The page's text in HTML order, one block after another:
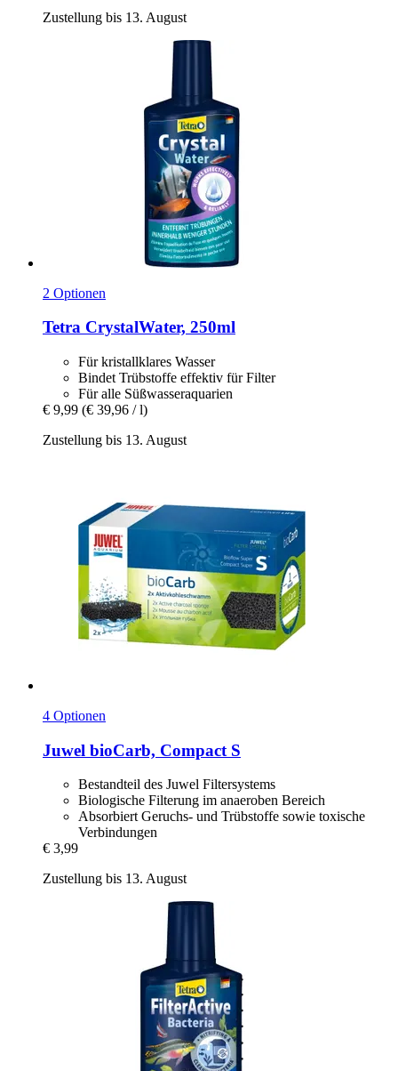
Zustellung bis 13. August
2 Optionen
Tetra CrystalWater, 250ml
Für kristallklares Wasser
Bindet Trübstoffe effektiv für Filter
Für alle Süßwasseraquarien
€ 9,99 (€ 39,96 / l)
Zustellung bis 13. August
4 Optionen
Juwel bioCarb, Compact S
Bestandteil des Juwel Filtersystems
Biologische Filterung im anaeroben Bereich
Absorbiert Geruchs- und Trübstoffe sowie toxische
Verbindungen
€ 3,99
Zustellung bis 13. August